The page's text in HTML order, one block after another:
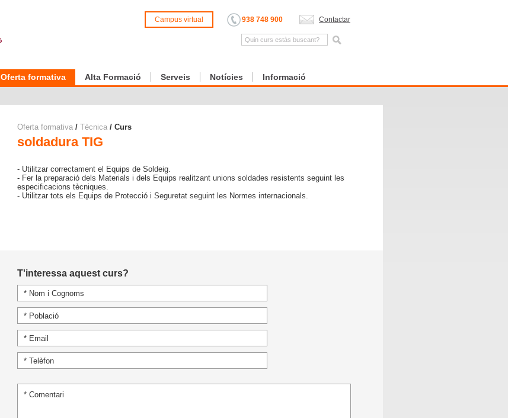
Campus virtual 938 748 900 Contactar
Oferta formativa Alta Formació Serveis Notícies Informació
Oferta formativa / Tècnica / Curs
soldadura TIG
- Utilitzar correctament el Equips de Soldeig.
- Fer la preparació dels Materials i dels Equips realitzant unions soldades resistents seguint les
especificacions tècniques.
- Utilitzar tots els Equips de Protecció i Seguretat seguint les Normes internacionals.
T'interessa aquest curs?